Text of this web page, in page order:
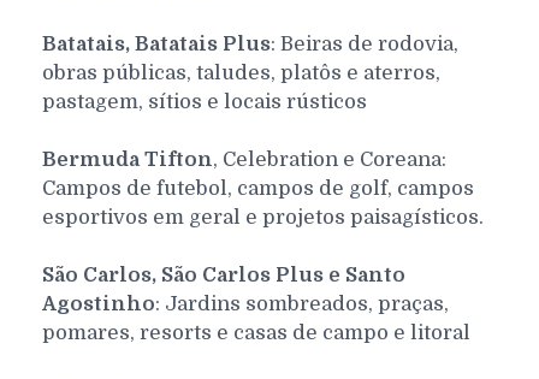
Batatais, Batatais Plus: Beiras de rodovia,
obras públicas, taludes, platôs e aterros,
pastagem, sítios e locais rústicos
Bermuda Tifton, Celebration e Coreana:
Campos de futebol, campos de golf, campos
esportivos em geral e projetos paisagísticos.
São Carlos, São Carlos Plus e Santo
Agostinho: Jardins sombreados, praças,
pomares, resorts e casas de campo e litoral